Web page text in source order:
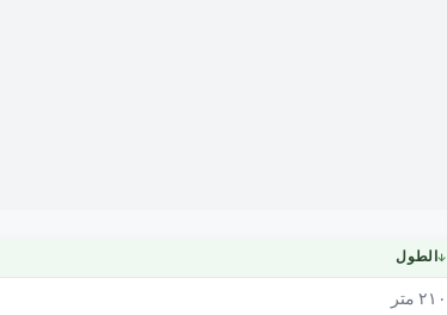
الطول↓
٢١٠ متر